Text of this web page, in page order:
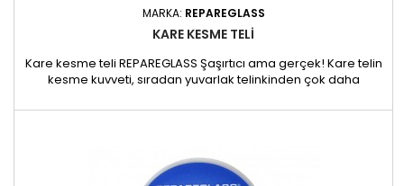
MARKA: REPAREGLASS
KARE KESME TELI
Kare kesme teli REPAREGLASS Şaşırtıcı ama gerçek! Kare telin
kesme kuvveti, sıradan yuvarlak telinkinden çok daha
tel. 0,6 x 0,6 mm, uzunluk: 22 m, plastik makaraya sarılmış. 691